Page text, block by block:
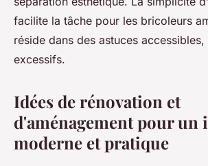
facilite la tâche pour les bricoleurs
réside dans des astuces
excessifs.
Idées de rénovation et
d'aménagement pour
moderne et pratique